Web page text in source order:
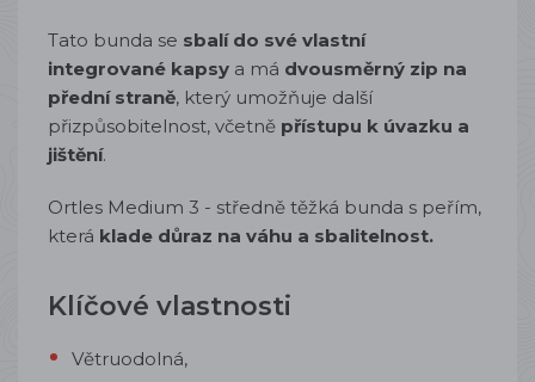
Tato bunda se sbalí do své vlastní
integrované kapsy a má dvousměrný zip na
přední straně, který umožňuje další
přizpůsobitelnost, včetně přístupu k úvazku a
jištění.
Ortles Medium 3 - středně těžká bunda s peřím,
která klade důraz na váhu a sbalitelnost.
Klíčové vlastnosti
Větruodolná,